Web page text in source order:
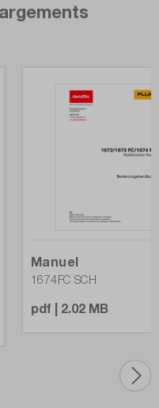
Manuel
1674FC SCH
pdf | 2.02 MB